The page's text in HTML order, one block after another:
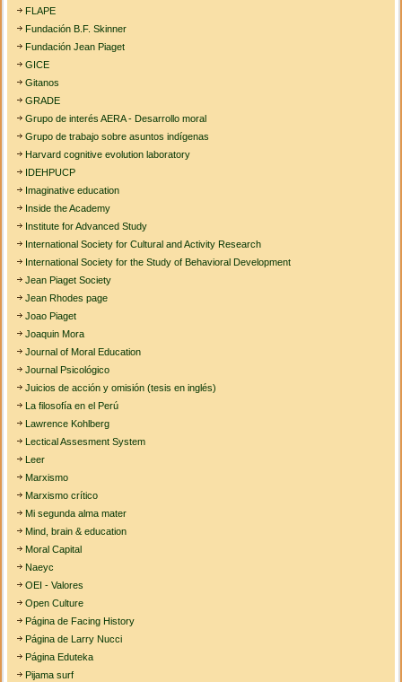
FLAPE
Fundación B.F. Skinner
Fundación Jean Piaget
GICE
Gitanos
GRADE
Grupo de interés AERA - Desarrollo moral
Grupo de trabajo sobre asuntos indígenas
Harvard cognitive evolution laboratory
IDEHPUCP
Imaginative education
Inside the Academy
Institute for Advanced Study
International Society for Cultural and Activity Research
International Society for the Study of Behavioral Development
Jean Piaget Society
Jean Rhodes page
Joao Piaget
Joaquin Mora
Journal of Moral Education
Journal Psicológico
Juicios de acción y omisión (tesis en inglés)
La filosofía en el Perú
Lawrence Kohlberg
Lectical Assesment System
Leer
Marxismo
Marxismo crítico
Mi segunda alma mater
Mind, brain & education
Moral Capital
Naeyc
OEI - Valores
Open Culture
Página de Facing History
Página de Larry Nucci
Página Eduteka
Pijama surf